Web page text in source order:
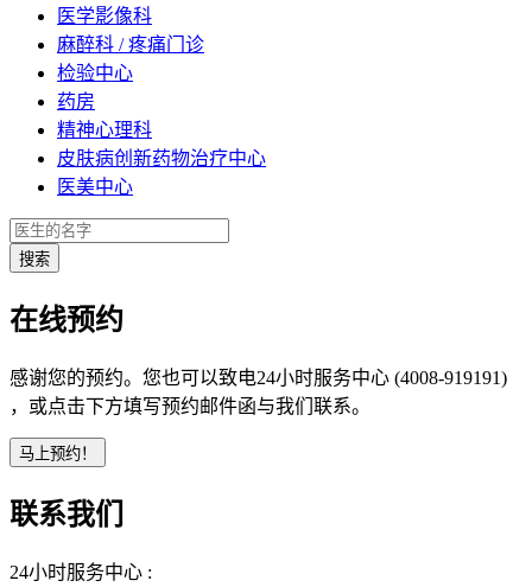
医学影像科
麻醉科 / 疼痛门诊
检验中心
药房
精神心理科
皮肤病创新药物治疗中心
医美中心
在线预约
感谢您的预约。您也可以致电24小时服务中心 (4008-919191)
，或点击下方填写预约邮件函与我们联系。
联系我们
24小时服务中心 :